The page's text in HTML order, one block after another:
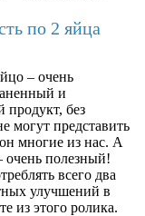
по 2 яйца
– очень
и
продукт, без
могут представить
многие из нас. А
очень полезный!
всего два
улучшений в
из этого ролика.